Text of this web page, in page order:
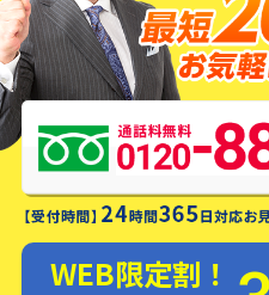
水漏れ・つまり・修
にお伺い
WEB限定割！